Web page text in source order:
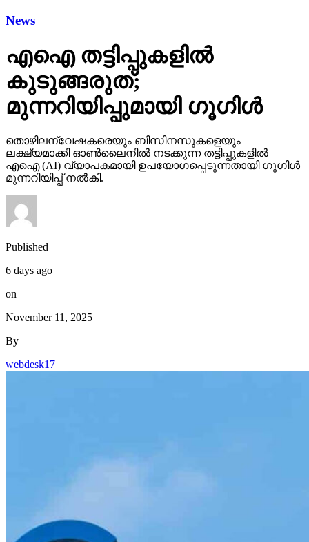
News
എഐ തട്ടിപ്പുകളില്‍
കുടുങ്ങരുത്;
മുന്നറിയിപ്പുമായി ഗൂഗിള്‍
തൊഴിലന്വേഷകരെയും ബിസിനസുകളെയും
ലക്ഷ്യമാക്കി ഓണ്‍ലൈനില്‍ നടക്കുന്ന തട്ടിപ്പുകളില്‍
എഐ (AI) വ്യാപകമായി ഉപയോഗപ്പെടുന്നതായി ഗൂഗിള്‍
മുന്നറിയിപ്പ് നല്‍കി.
Published
6 days ago
on
November 11, 2025
By
webdesk17